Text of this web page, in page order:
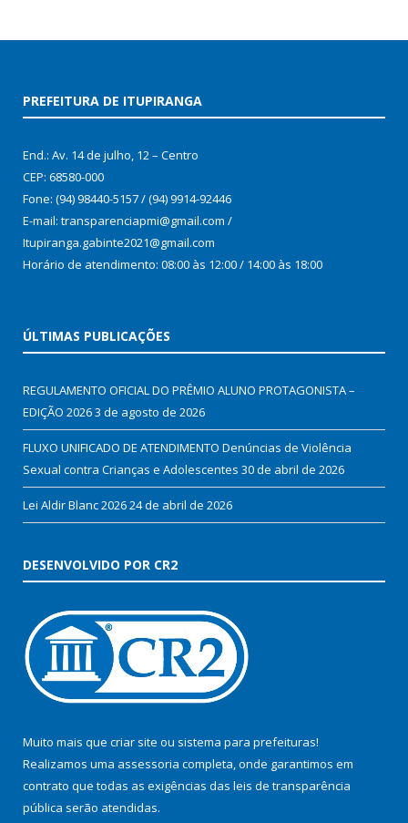
PREFEITURA DE ITUPIRANGA
End.: Av. 14 de julho, 12 – Centro
CEP: 68580-000
Fone: (94) 98440-5157 / (94) 9914-92446
E-mail: transparenciapmi@gmail.com /
Itupiranga.gabinte2021@gmail.com
Horário de atendimento: 08:00 às 12:00 / 14:00 às 18:00
ÚLTIMAS PUBLICAÇÕES
REGULAMENTO OFICIAL DO PRÊMIO ALUNO PROTAGONISTA –
EDIÇÃO 20263 de agosto de 2026
FLUXO UNIFICADO DE ATENDIMENTO Denúncias de Violência
Sexual contra Crianças e Adolescentes 30 de abril de 2026
Lei Aldir Blanc 202624 de abril de 2026
DESENVOLVIDO POR CR2
Muito mais que criar site ou sistema para prefeituras!
Realizamos uma assessoria completa, onde garantimos em
contrato que todas as exigências das leis de transparência
pública serão atendidas.